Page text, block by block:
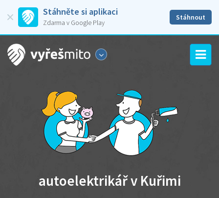
Stáhněte si aplikaci
Zdarma v Google Play
Stáhnout
autoelektrikář v Kuřimi